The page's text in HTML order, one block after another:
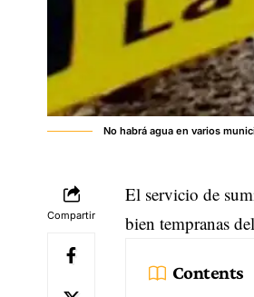
No habrá agua en varios
Compartir
El servicio de
bien tempranas
Contents